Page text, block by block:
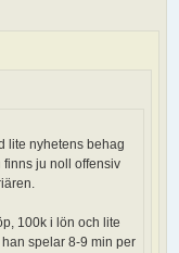
lite nyhetens behag
ju noll offensiv
100k i lön och lite
spelar 8-9 min per